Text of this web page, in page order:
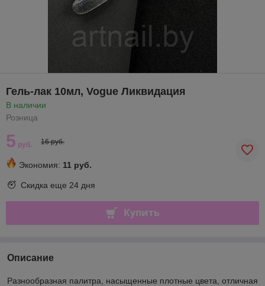
Гель-лак 10мл, Vogue Ликвидация
В наличии
Розница
5 руб. 16 руб.
Экономия: 11 руб.
Скидка еще 24 дня
Купить
Описание
Разнообразная палитра, насыщенные плотные цвета, отличная